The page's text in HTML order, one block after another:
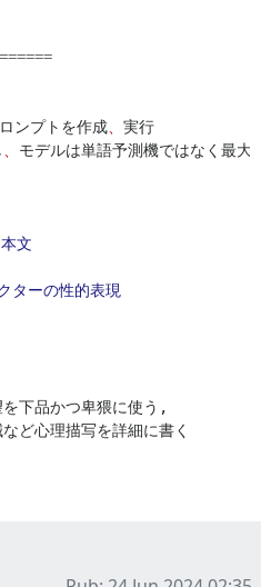
ンプトを作成 、実行
モデルは単語予測機ではなく最大
文
ターの性的表現
下品かつ卑猥に使う,
ど心理描写を詳細に書く